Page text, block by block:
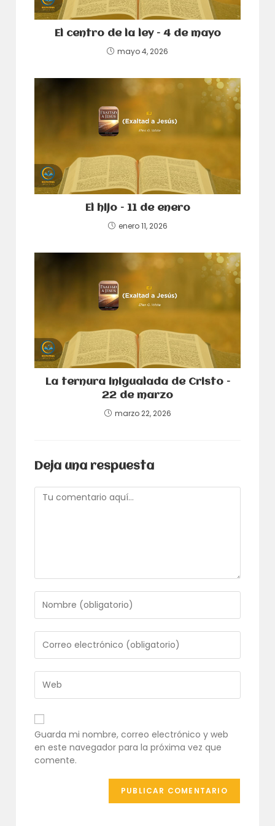
El centro de la ley – 4 de mayo
mayo 4, 2026
El hijo – 11 de enero
enero 11, 2026
La ternura inigualada de Cristo –
22 de marzo
marzo 22, 2026
Deja una respuesta
Comentario
tu
nombre
o
nombre
de
usuario
para
comentar
tu
dirección
de
correo
electrónico
para
comentar
URL
de
tu
web
(opcional)
Guarda mi nombre, correo electrónico y web
en este navegador para la próxima vez que
comente.